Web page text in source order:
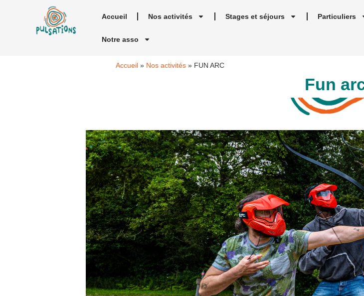
Accueil Nos activités Stages et séjours Particuliers
Notre asso
Accueil » Nos activités » FUN ARC
Fun